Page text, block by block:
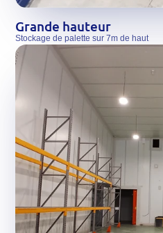
Grande hauteur
Stockage de palette sur 7m de haut